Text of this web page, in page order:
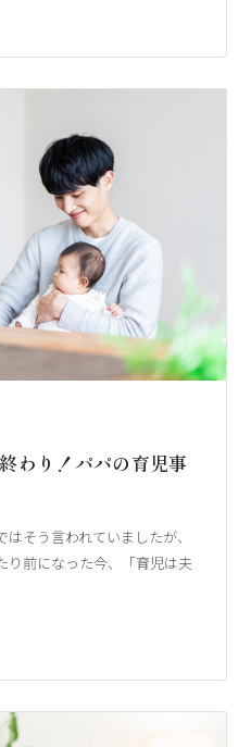
わり！パパの育児事
そう言われていましたが、
り前になった今、「育児は夫